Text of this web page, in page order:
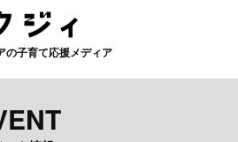
の子育て応援メディア